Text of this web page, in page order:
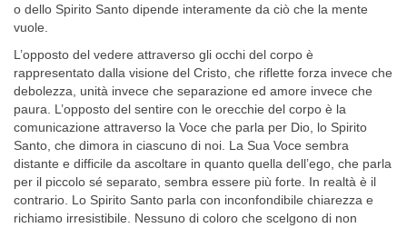
o dello Spirito Santo dipende interamente da ciò che la mente
vuole.
L’opposto del vedere attraverso gli occhi del corpo è
rappresentato dalla visione del Cristo, che riflette forza invece che
debolezza, unità invece che separazione ed amore invece che
paura. L’opposto del sen­tire con le orecchie del corpo è la
comunicazione attraverso la Voce che parla per Dio, lo Spirito
Santo, che dimora in ciascuno di noi. La Sua Voce sembra
distante e difficile da ascoltare in quanto quella dell’ego, che parla
per il piccolo sé separato, sembra essere più forte. In realtà è il
contrario. Lo Spirito Santo parla con inconfondibile chiarezza e
richia­mo irresistibile. Nessuno di coloro che scelgono di non